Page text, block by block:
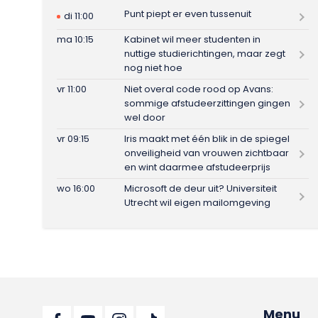
di 11:00
Punt piept er even tussenuit
ma 10:15
Kabinet wil meer studenten in
nuttige studierichtingen, maar zegt
nog niet hoe
vr 11:00
Niet overal code rood op Avans:
sommige afstudeerzittingen gingen
wel door
vr 09:15
Iris maakt met één blik in de spiegel
onveiligheid van vrouwen zichtbaar
en wint daarmee afstudeerprijs
wo 16:00
Microsoft de deur uit? Universiteit
Utrecht wil eigen mailomgeving
Menu